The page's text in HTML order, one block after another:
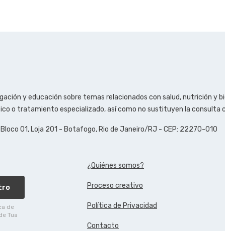
y educación sobre temas relacionados con salud, nutrición y
o tratamiento especializado, así como no sustituyen la consulta
01, Loja 201 - Botafogo, Rio de Janeiro/RJ - CEP: 22270-010
de
Tua
¿Quiénes somos?
Proceso creativo
Política de Privacidad
Contacto